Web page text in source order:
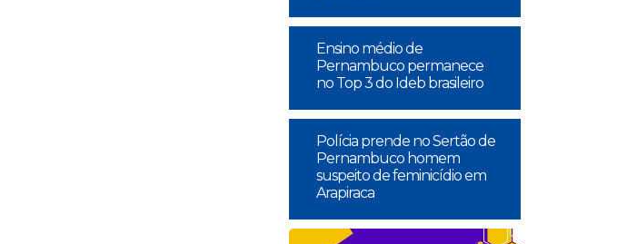
Ensino médio de
Pernambuco permanece
no Top 3 do Ideb brasileiro
Polícia prende no Sertão de
Pernambuco homem
suspeito de feminicídio em
Arapiraca